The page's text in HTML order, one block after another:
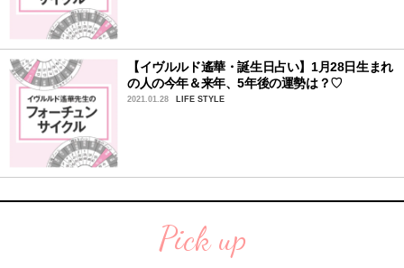
【イヴルルド遙華・誕生日占い】1月28日生まれ
の人の今年＆来年、5年後の運勢は？♡
2021.01.28 LIFE STYLE
Pick up